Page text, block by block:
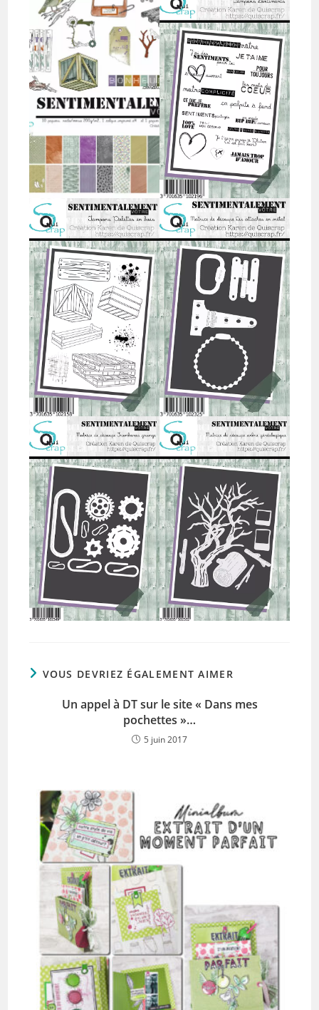
VOUS DEVRIEZ ÉGALEMENT AIMER
Un appel à DT sur le site « Dans mes
pochettes »…
5 juin 2017